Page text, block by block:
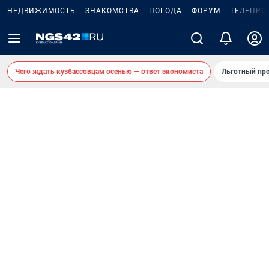
НЕДВИЖИМОСТЬ ЗНАКОМСТВА ПОГОДА ФОРУМ
Чего ждать кузбассовцам осенью — ответ экономиста Льготный